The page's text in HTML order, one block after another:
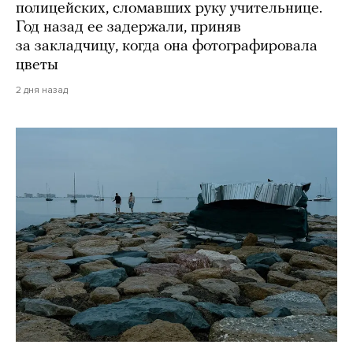
полицейских, сломавших руку учительнице.
Год назад ее задержали, приняв
за закладчицу, когда она фотографировала
цветы
2 дня назад